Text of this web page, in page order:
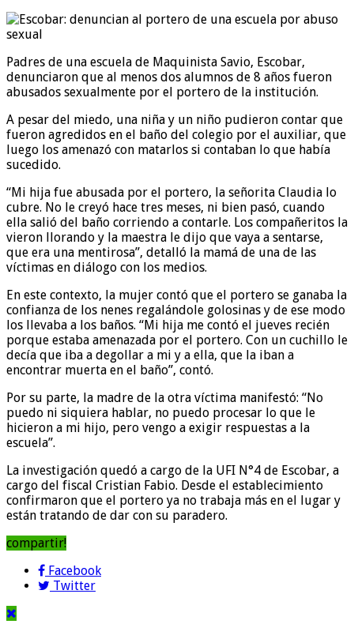
Padres de una escuela de Maquinista Savio, Escobar,
denunciaron que al menos dos alumnos de 8 años fueron
abusados sexualmente por el portero de la institución.
A pesar del miedo, una niña y un niño pudieron contar que
fueron agredidos en el baño del colegio por el auxiliar, que
luego los amenazó con matarlos si contaban lo que había
sucedido.
“Mi hija fue abusada por el portero, la señorita Claudia lo
cubre. No le creyó hace tres meses, ni bien pasó, cuando
ella salió del baño corriendo a contarle. Los compañeritos la
vieron llorando y la maestra le dijo que vaya a sentarse,
que era una mentirosa”, detalló la mamá de una de las
víctimas en diálogo con los medios.
En este contexto, la mujer contó que el portero se ganaba la
confianza de los nenes regalándole golosinas y de ese modo
los llevaba a los baños. “Mi hija me contó el jueves recién
porque estaba amenazada por el portero. Con un cuchillo le
decía que iba a degollar a mi y a ella, que la iban a
encontrar muerta en el baño”, contó.
Por su parte, la madre de la otra víctima manifestó: “No
puedo ni siquiera hablar, no puedo procesar lo que le
hicieron a mi hijo, pero vengo a exigir respuestas a la
escuela”.
La investigación quedó a cargo de la UFI N°4 de Escobar, a
cargo del fiscal Cristian Fabio. Desde el establecimiento
confirmaron que el portero ya no trabaja más en el lugar y
están tratando de dar con su paradero.
compartir!
Facebook
Twitter